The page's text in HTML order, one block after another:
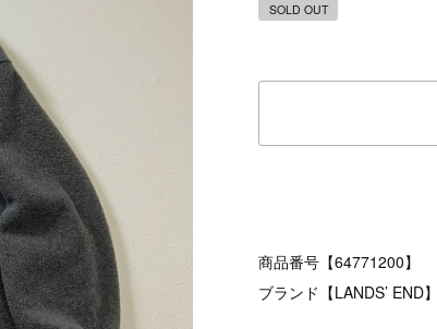
SOLD OUT
商品番号【64771200】
ブランド【LANDS’ END